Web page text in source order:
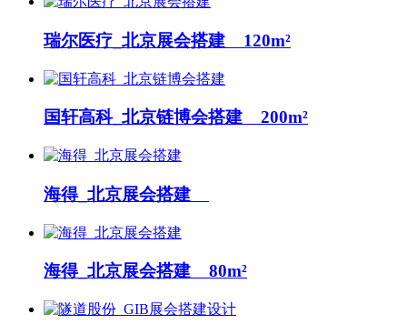
瑞尔医疗_北京展会搭建 120m²
国轩高科_北京链博会搭建 200m²
海得_北京展会搭建
海得_北京展会搭建 80m²